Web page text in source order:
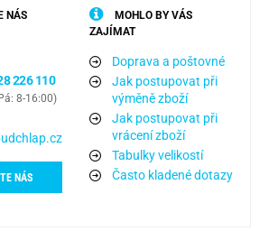
NÁS
226 110
8-16:00)
NÁS
MOHLO BY VÁS
ZAJÍMAT
Doprava a poštovné
Jak postupovat při
výměně zboží
Jak postupovat při
vrácení zboží
Tabulky velikostí
Často kladené dotazy